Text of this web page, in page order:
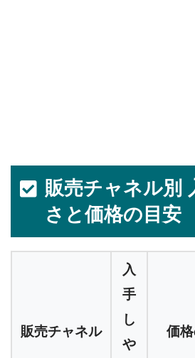
販売チャネル別
さと価格の目安
販売チャネル
入
手
し
や
価格